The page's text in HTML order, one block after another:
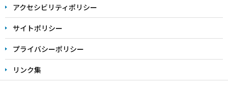
アクセシビリティポリシー
サイトポリシー
プライバシーポリシー
リンク集